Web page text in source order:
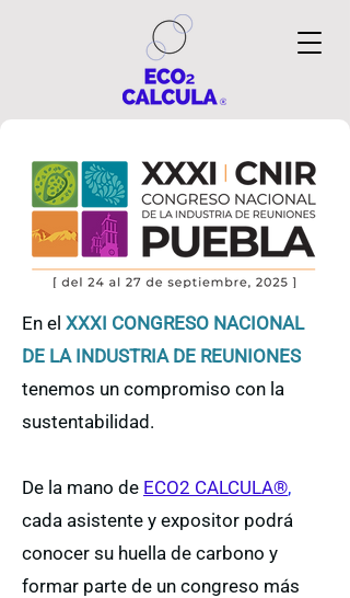
En el XXXI CONGRESO NACIONAL
DE LA INDUSTRIA DE REUNIONES
tenemos un compromiso con la
sustentabilidad.
De la mano de ECO2 CALCULA®,
cada asistente y expositor podrá
conocer su huella de carbono y
formar parte de un congreso más